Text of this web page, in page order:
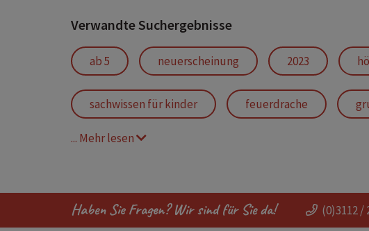
Verwandte Suchergebnisse
ab 5 neuerscheinung 2023
sachwissen für kinder feuerdrache
südpol
ungekürzte lesung
... Mehr lesen
Haben Sie Fragen? Wir sind für Sie da! (0)3112 /